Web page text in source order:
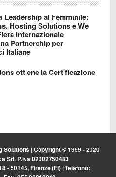
Leadership al Femminile:
Hosting Solutions e We
Internazionale
Partnership per
Italiane
ottiene la Certificazione
Solutions | Copyright © 1999 - 2020
Srl. P.iva 02002750483
- 50145, Firenze (FI) | Telefono: